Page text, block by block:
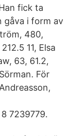
fick ta
gåva i form av
480,
11, Elsa
63, 61.2,
För
7239779.